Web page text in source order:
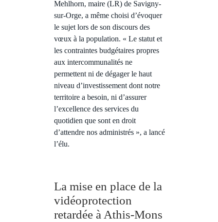
Mehlhorn, maire (LR) de Savigny-
sur-Orge, a même choisi d’évoquer
le sujet lors de son discours des
vœux à la population. « Le statut et
les contraintes budgétaires propres
aux intercommunalités ne
permettent ni de dégager le haut
niveau d’investissement dont notre
territoire a besoin, ni d’assurer
l’excellence des services du
quotidien que sont en droit
d’attendre nos administrés », a lancé
l’élu.
La mise en place de la
vidéoprotection
retardée à Athis-Mons